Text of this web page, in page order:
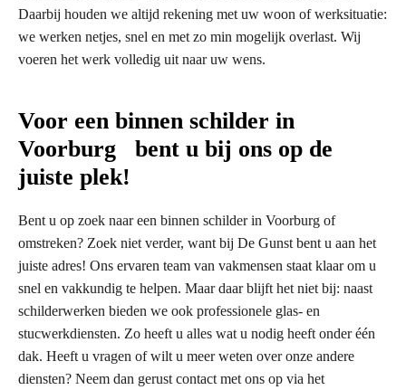
Daarbij houden we altijd rekening met uw woon of werksituatie:
we werken netjes, snel en met zo min mogelijk overlast. Wij
voeren het werk volledig uit naar uw wens.
Voor een binnen schilder in
Voorburg bent u bij ons op de
juiste plek!
Bent u op zoek naar een binnen schilder in Voorburg of
omstreken? Zoek niet verder, want bij De Gunst bent u aan het
juiste adres! Ons ervaren team van vakmensen staat klaar om u
snel en vakkundig te helpen. Maar daar blijft het niet bij: naast
schilderwerken bieden we ook professionele glas- en
stucwerkdiensten. Zo heeft u alles wat u nodig heeft onder één
dak. Heeft u vragen of wilt u meer weten over onze andere
diensten? Neem dan gerust contact met ons op via het